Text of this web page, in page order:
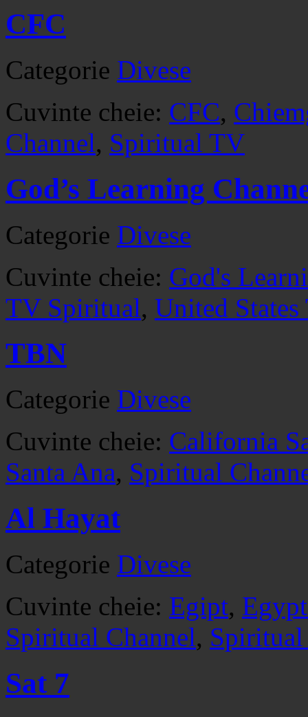
CFC
Categorie Divese
Cuvinte cheie: CFC,
Channel, Spiritual TV
God’s Learning
Categorie Divese
Cuvinte cheie: God's
TV Spiritual, United
TBN
Categorie Divese
Cuvinte cheie: California
Santa Ana, Spiritual
Al Hayat
Categorie Divese
Cuvinte cheie: Egipt,
Spiritual Channel,
Sat 7